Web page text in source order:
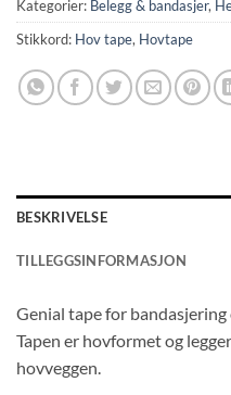
Kategorier: Belegg & bandasjer,
Stikkord: Hov tape, Hovtape
BESKRIVELSE
TILLEGGSINFORMASJON
Genial tape for
Tapen er hovformet og
hovveggen.